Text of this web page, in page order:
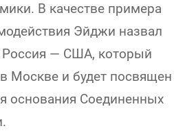
В качестве примера
Эйджи назвал
Россия — США, который
Москве и будет посвящен
основания Соединенных